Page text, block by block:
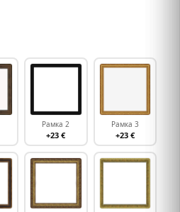
Рамка 2
+23 €
Рамка 3
+23 €